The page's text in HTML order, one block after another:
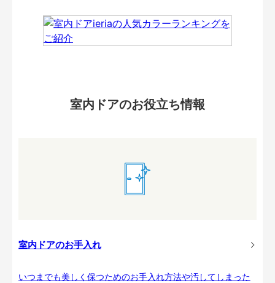
室内ドアのお役立ち情報
室内ドアのお手入れ
いつまでも美しく保つためのお手入れ方法や汚してしまった